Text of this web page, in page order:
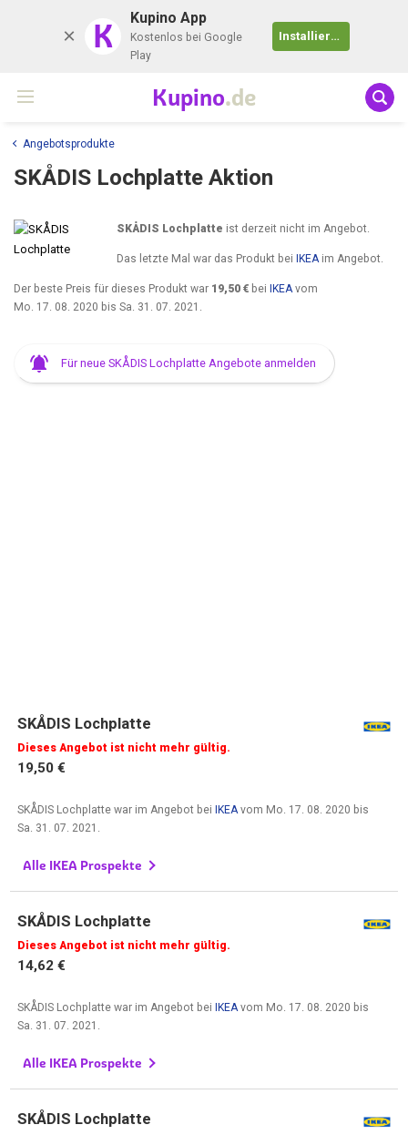
K Kupino App
Kostenlos bei Google
Play
Installieren
Kupino.de
Angebotsprodukte
SKÅDIS Lochplatte Aktion
SKÅDIS Lochplatte ist derzeit nicht im Angebot.
Das letzte Mal war das Produkt bei IKEAim Angebot.
Der beste Preis für dieses Produkt war 19,50 € bei IKEA vom
Mo. 17. 08. 2020 bis Sa. 31. 07. 2021
Für neue SKÅDIS Lochplatte Angebote anmelden
SKÅDIS Lochplatte
Dieses Angebot ist nicht mehr gültig.
19,50 €
SKÅDIS Lochplatte war im Angebot beiIKEA vom Mo. 17. 08. 2020 bis
Sa. 31. 07. 2021
Alle IKEA Prospekte
SKÅDIS Lochplatte
Dieses Angebot ist nicht mehr gültig.
14,62 €
SKÅDIS Lochplatte war im Angebot beiIKEA vom Mo. 17. 08. 2020 bis
Sa. 31. 07. 2021
Alle IKEA Prospekte
SKÅDIS Lochplatte